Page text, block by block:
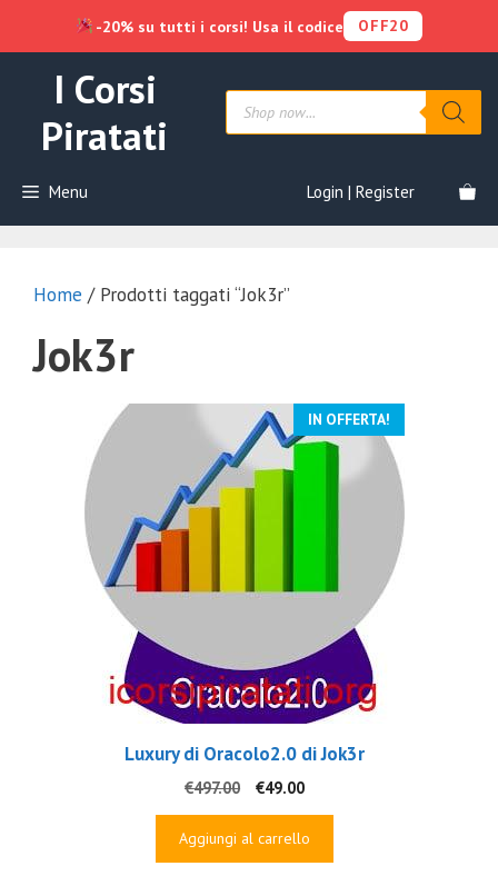
contenuto
I Corsi
Piratati
Products
search
Menu Login | Register
Home / Prodotti taggati “Jok3r”
Jok3r
IN OFFERTA!
Luxury di Oracolo2.0 di Jok3r
€497.00
Il
prezzo
originale
€49.00Il
prezzo
attuale
Aggiungi al carrello
-20% su tutti i corsi! Usa il codice OFF20